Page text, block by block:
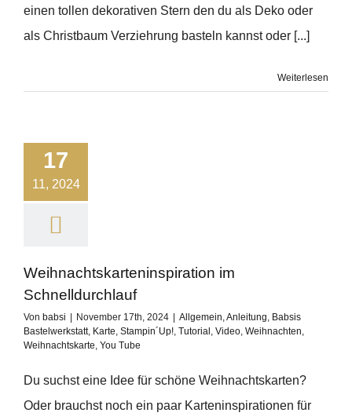
einen tollen dekorativen Stern den du als Deko oder
als Christbaum Verziehrung basteln kannst oder [...]
Weiterlesen
17
11, 2024
Weihnachtskarteninspiration im
Schnelldurchlauf
Von babsi November 17th, 2024 Allgemein,Anleitung, Babsis
Bastelwerkstatt, Karte, Stampin´Up!, Tutorial , Video, Weihnachten,
Weihnachtskarte, You Tube
Du suchst eine Idee für schöne Weihnachtskarten?
Oder brauchst noch ein paar Karteninspirationen für